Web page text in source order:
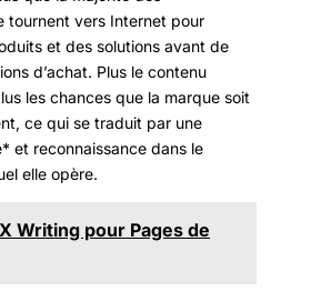
tournent vers Internet pour
et des solutions avant de
d’achat. Plus le contenu
les chances que la marque soit
ce qui se traduit par une
et reconnaissance dans le
elle opère.
Writing pour Pages de